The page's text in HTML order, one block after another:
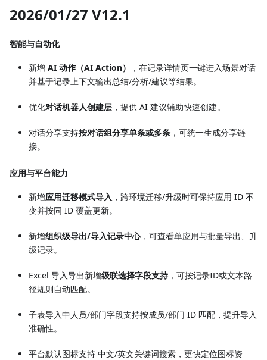
2026/01/27 V12.1
智能与自动化
新增 AI 动作（AI Action）
，在记录详情页一键进入场景对话
并基于记录上下文输出总结/分析/建议等结果。
优化对话机器人创建层 ，提供 AI 建议辅助快速创建。
对话分享支持按对话组分享单条或多条 ，可统一生成分享链
接。
应用与平台能力
新增应用迁移模式导入 ，跨环境迁移/升级时可保持应用 ID 不
变并按同 ID 覆盖更新。
新增组织级导出/导入记录中心，可查看单应用与批量导出、升
级记录。
Excel 导入导出新增级联选择字段支持，可按记录ID或文本路
径规则自动匹配。
子表导入中人员/部门字段支持按成员/部门 ID 匹配，提升导入
准确性。
平台默认图标支持 中文/英文关键词搜索，更快定位图标资